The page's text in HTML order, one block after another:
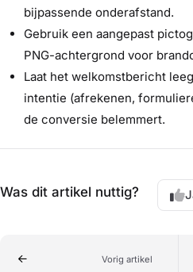
bijpassende onderafstand.
Gebruik een aangepast
PNG-achtergrond voor
Laat het welkomstbericht
intentie (afrekenen,
de conversie belemmert.
Was dit artikel nuttig?
Vorig artikel